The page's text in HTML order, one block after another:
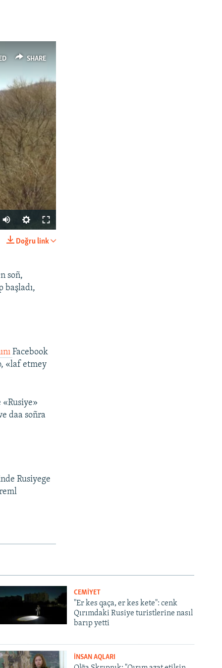
SHARE
SHARE
Doğru link
soñ,
başladı,
Facebook
«laf etmey
«Rusiye»
daa soñra
Rusiyege
CEMİYET
"Er kes qaça, er kes kete": cenk
Qırımdaki Rusiye turistlerine nasıl
barıp yetti
İNSAN AQLARI